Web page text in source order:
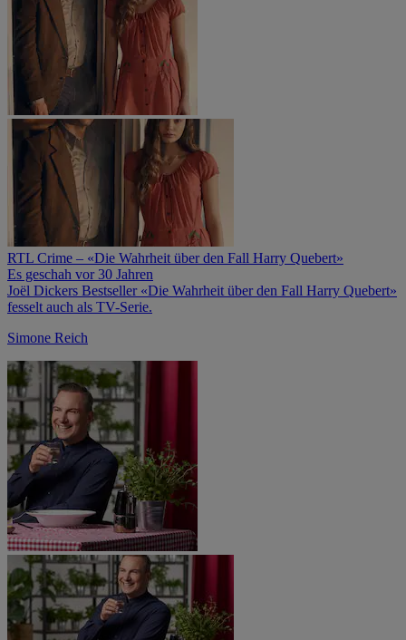
RTL Crime – «Die Wahrheit über den Fall Harry Quebert»
Es geschah vor 30 Jahren
Joël Dickers Bestseller «Die Wahrheit über den Fall Harry Quebert»
fesselt auch als TV-Serie.
Simone Reich